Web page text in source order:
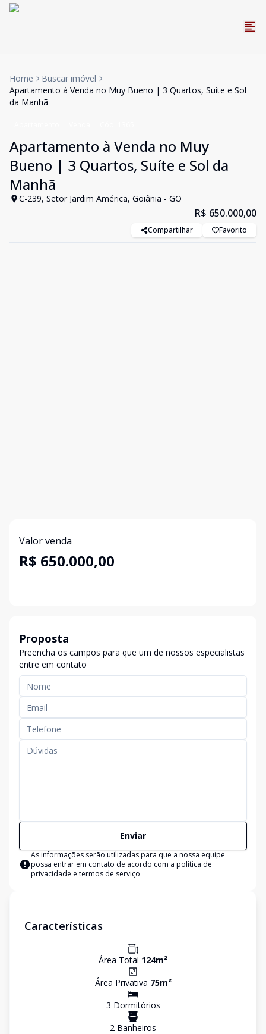
Home
Buscar imóvel
Apartamento à Venda no Muy Bueno | 3 Quartos, Suíte e Sol
da Manhã
Apartamento à Venda no Muy
Bueno | 3 Quartos, Suíte e Sol da
Manhã
C-239, Setor Jardim América, Goiânia - GO
R$ 650.000,00
Compartilhar Favorito
Valor venda
R$ 650.000,00
Proposta
Preencha os campos para que um de nossos especialistas
entre em contato
Enviar
As informações serão utilizadas para que a nossa equipe
possa entrar em contato de acordo com a política de
privacidade e termos de serviço
Características
Área Total 124m²
Área Privativa 75m²
3 Dormitórios
2 Banheiros